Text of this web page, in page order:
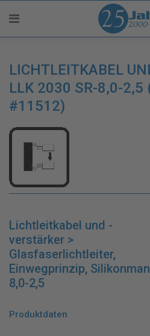
LICHTLEITKABEL
LLK 2030 SR-8,0-2,5
#11512)
Lichtleitkabel und -
verstärker >
Glasfaserlichtleiter,
Einwegprinzip,
8,0-2,5
Produktdaten